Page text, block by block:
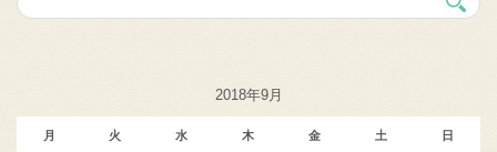
2018年9月
月 火 水 木 金 土 日